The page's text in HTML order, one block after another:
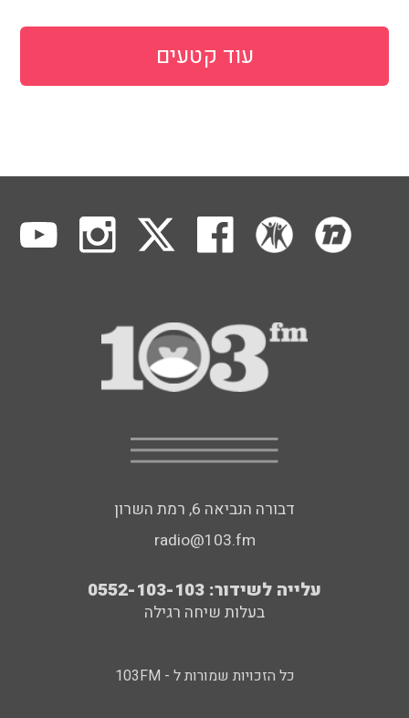
עוד קטעים
דבורה הנביאה 6, רמת השרון
radio@103.fm
עלייה לשידור: 0552-103-103
בעלות שיחה רגילה
כל הזכויות שמורות ל - 103FM